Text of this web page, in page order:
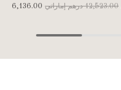
12,523.00 درهم إماراتي